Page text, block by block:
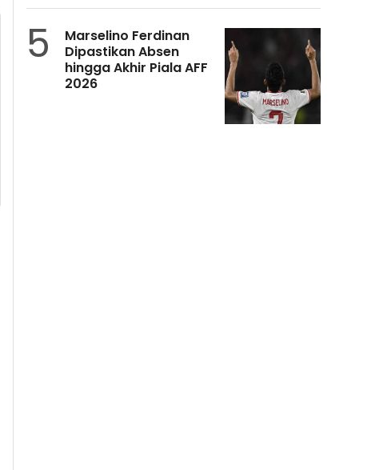
5
Marselino Ferdinan
Dipastikan Absen
hingga Akhir Piala AFF
2026